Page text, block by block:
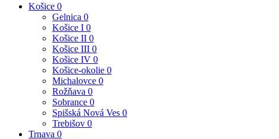
Košice 0
Gelnica 0
Košice I 0
Košice II 0
Košice III 0
Košice IV 0
Košice-okolie 0
Michalovce 0
Rožňava 0
Sobrance 0
Spišská Nová Ves 0
Trebišov 0
Trnava 0